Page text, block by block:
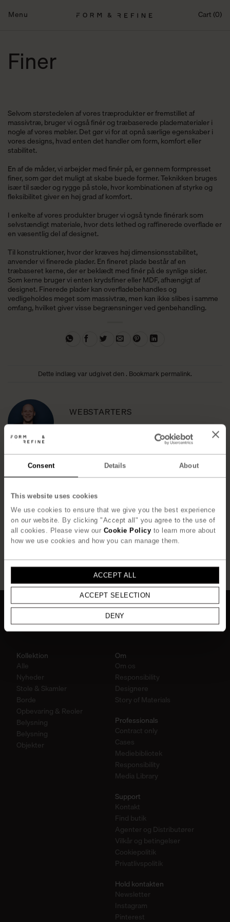
Consent Details About
This website uses cookies
We use cookies to ensure that we give you the best experience
on our website. By clicking "Accept all" you agree to the use of
all cookies. Please view our Cookie Policy to learn more about
how we use cookies and how you can manage them.
ACCEPT ALL
ACCEPT SELECTION
DENY
Menu Cart (0)
Finer
Selvom størstedelen af vores træprodukter er fremstillet af
massivtræ, bruger vi også finér og træbaserede pladematerialer i
nogle af vores møbler. Det gør vi for at opnå særlige egenskaber i
vores designs, hvad enten det handler om form, komfort eller
stabilitet.
En af de måder, vi arbejder med finér på, er gennem formpresset
finer, som gør det muligt at skabe buede former. Teknikken bruges
især til sæder og rygge på stole, hvor kombinationen af styrke og
fleksibilitet giver en høj grad af komfort.
I enkelte af vores produkter bruger vi også tynde finérark som
selvstændigt materiale, hvor dets lethed og raffinerede overflade er
en væsentlig del af designet.
Til konstruktioner, hvor der kræves høj dimensionsstabilitet,
anvender vi finerede plader. En fineret plade består af en
træbaseret kerne, der er beklædt med finér på de synlige sider.
Som kerne bruger vi enten krydsfiner eller MDF, afhængigt af
designet. Finerede plader kan overfladebehandles og
vedligeholdes meget som massivtræ, men kan ikke slibes i samme
omfang, hvilket giver visse begrænsninger ved genbehandling.
Dette indlæg var udgivet den . Bookmark permalink.
WEBSTARTERS
Dun & Fiberfyld Genanvendt Materiale
SEARCH
Kollektion
Alle
Nyheder
Stole & Skamler
Borde
Opbevaring & Reoler
Belysning
Belysning
Objekter
Om
Om os
Responsibility
Designere
Story of Materials
Professionals
Contract only
Cases
Mediebibliotek
Responsibility
Media Library
Support
Kontakt
Find butik
Agenter og Distributører
Vilkår og betingelser
Cookiepolitik
Privatlivspolitik
Hold kontakten
Newsletter
Instagram
Pinterest